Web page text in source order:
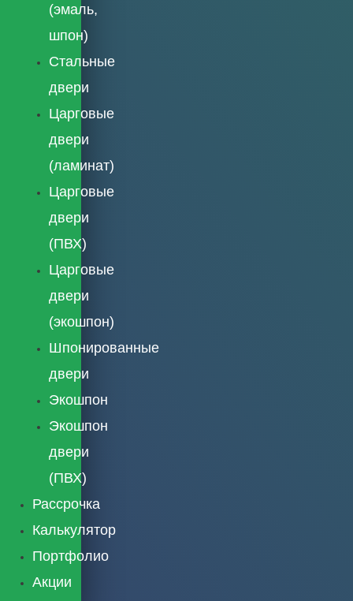
(эмаль,
шпон)
Стальные
двери
Царговые
двери
(ламинат)
Царговые
двери
(ПВХ)
Царговые
двери
(экошпон)
Шпонированные
двери
Экошпон
Экошпон
двери
(ПВХ)
Рассрочка
Калькулятор
Портфолио
Акции